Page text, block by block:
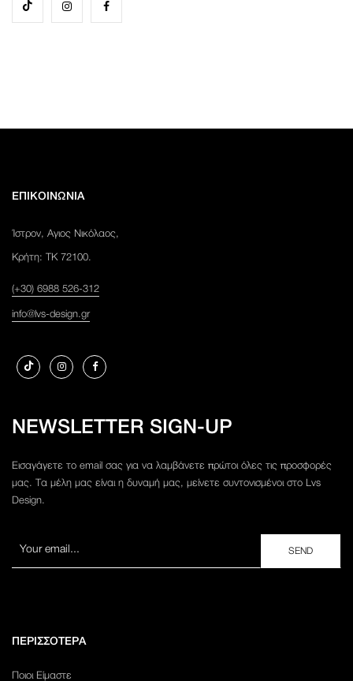
ΕΠΙΚΟΙΝΩΝΙΑ
Ίστρον, Αγιος Νικόλαος,
Κρήτη: ΤΚ 72100.
(+30) 6988 526-312
info@lvs-design.gr
NEWSLETTER SIGN-UP
Εισαγάγετε το email σας για να λαμβάνετε πρώτοι όλες τις προσφορές
μας. Τα μέλη μας είναι η δυναμή μας, μείνετε συντονισμένοι στο Lvs
Design.
ΠΕΡΙΣΣΟΤΕΡΑ
Ποιοι Είμαστε